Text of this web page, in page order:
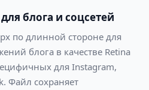
блога и соцсетей
по длинной стороне для
блога в качестве Retina
для Instagram,
Файл сохраняет